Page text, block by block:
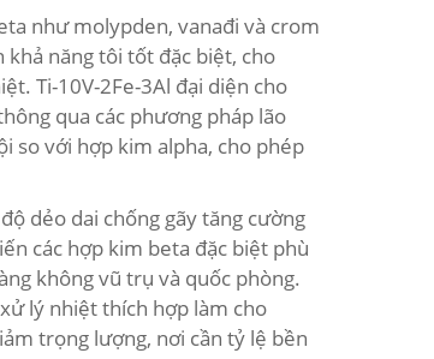
như molypden, vanađi và crom
năng tôi tốt đặc biệt, cho
Ti-10V-2Fe-3Al đại diện cho
qua các phương pháp lão
so với hợp kim alpha, cho phép
dẻo dai chống gãy tăng cường
các hợp kim beta đặc biệt phù
không vũ trụ và quốc phòng.
lý nhiệt thích hợp làm cho
trọng lượng, nơi cần tỷ lệ bền